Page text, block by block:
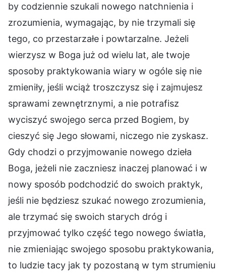
by codziennie szukali nowego natchnienia i
zrozumienia, wymagając, by nie trzymali się
tego, co przestarzałe i powtarzalne. Jeżeli
wierzysz w Boga już od wielu lat, ale twoje
sposoby praktykowania wiary w ogóle się nie
zmieniły, jeśli wciąż troszczysz się i zajmujesz
sprawami zewnętrznymi, a nie potrafisz
wyciszyć swojego serca przed Bogiem, by
cieszyć się Jego słowami, niczego nie zyskasz.
Gdy chodzi o przyjmowanie nowego dzieła
Boga, jeżeli nie zaczniesz inaczej planować i w
nowy sposób podchodzić do swoich praktyk,
jeśli nie będziesz szukać nowego zrozumienia,
ale trzymać się swoich starych dróg i
przyjmować tylko część tego nowego światła,
nie zmieniając swojego sposobu praktykowania,
to ludzie tacy jak ty pozostaną w tym strumieniu